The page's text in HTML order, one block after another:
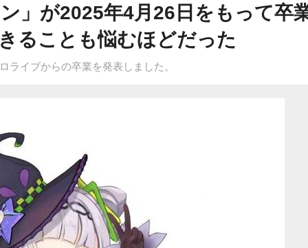
」が2025年4月26日をもって卒
ることも悩むほどだった
ライブからの卒業を発表しました。